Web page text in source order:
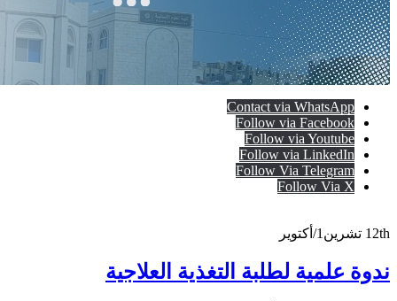
Contact via WhatsApp
Follow via Facebook
Follow via Youtube
Follow via LinkedIn
Follow Via Telegram
Follow Via X
12th تشرين1/أكتوير
ندوة علمية لطلبة التغذية العلاجية